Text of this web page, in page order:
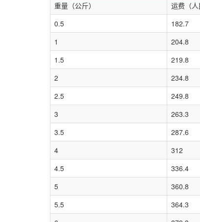
重量（公斤）
运费（人
0.5
182.7
1
204.8
1.5
219.8
2
234.8
2.5
249.8
3
263.3
3.5
287.6
4
312
4.5
336.4
5
360.8
5.5
364.3